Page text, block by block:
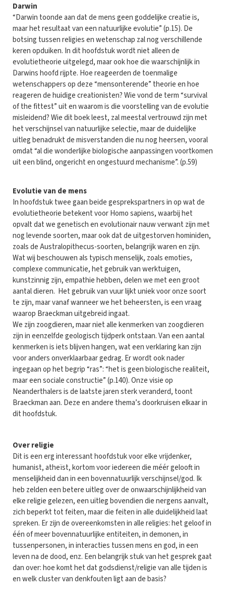
Darwin
“Darwin toonde aan dat de mens geen goddelijke creatie is,
maar het resultaat van een natuurlijke evolutie” (p.15). De
botsing tussen religies en wetenschap zal nog verschillende
keren opduiken. In dit hoofdstuk wordt niet alleen de
evolutietheorie uitgelegd, maar ook hoe die waarschijnlijk in
Darwins hoofd rijpte. Hoe reageerden de toenmalige
wetenschappers op deze “mensonterende” theorie en hoe
reageren de huidige creationisten? Wie vond de term “survival
of the fittest” uit en waarom is die voorstelling van de evolutie
misleidend? Wie dit boek leest, zal meestal vertrouwd zijn met
het verschijnsel van natuurlijke selectie, maar de duidelijke
uitleg benadrukt de misverstanden die nu nog heersen, vooral
omdat “al die wonderlijke biologische aanpassingen voortkomen
uit een blind, ongericht en ongestuurd mechanisme”. (p.59)
Evolutie van de mens
In hoofdstuk twee gaan beide gesprekspartners in op wat de
evolutietheorie betekent voor Homo sapiens, waarbij het
opvalt dat we genetisch en evolutionair nauw verwant zijn met
nog levende soorten, maar ook dat de uitgestorven hominiden,
zoals de Australopithecus-soorten, belangrijk waren en zijn.
Wat wij beschouwen als typisch menselijk, zoals emoties,
complexe communicatie, het gebruik van werktuigen,
kunstzinnig zijn, empathie hebben, delen we met een groot
aantal dieren. Het gebruik van vuur lijkt uniek voor onze soort
te zijn, maar vanaf wanneer we het beheersten, is een vraag
waarop Braeckman uitgebreid ingaat.
We zijn zoogdieren, maar niet alle kenmerken van zoogdieren
zijn in eenzelfde geologisch tijdperk ontstaan. Van een aantal
kenmerken is iets blijven hangen, wat een verklaring kan zijn
voor anders onverklaarbaar gedrag. Er wordt ook nader
ingegaan op het begrip “ras”: “het is geen biologische realiteit,
maar een sociale constructie” (p.140). Onze visie op
Neanderthalers is de laatste jaren sterk veranderd, toont
Braeckman aan. Deze en andere thema’s doorkruisen elkaar in
dit hoofdstuk.
Over religie
Dit is een erg interessant hoofdstuk voor elke vrijdenker,
humanist, atheïst, kortom voor iedereen die méér gelooft in
menselijkheid dan in een bovennatuurlijk verschijnsel/god. Ik
heb zelden een betere uitleg over de onwaarschijnlijkheid van
elke religie gelezen, een uitleg bovendien die nergens aanvalt,
zich beperkt tot feiten, maar die feiten in alle duidelijkheid laat
spreken. Er zijn de overeenkomsten in alle religies: het geloof in
één of meer bovennatuurlijke entiteiten, in demonen, in
tussenpersonen, in interacties tussen mens en god, in een
leven na de dood, enz. Een belangrijk stuk van het gesprek gaat
dan over: hoe komt het dat godsdienst/religie van alle tijden is
en welk cluster van denkfouten ligt aan de basis?